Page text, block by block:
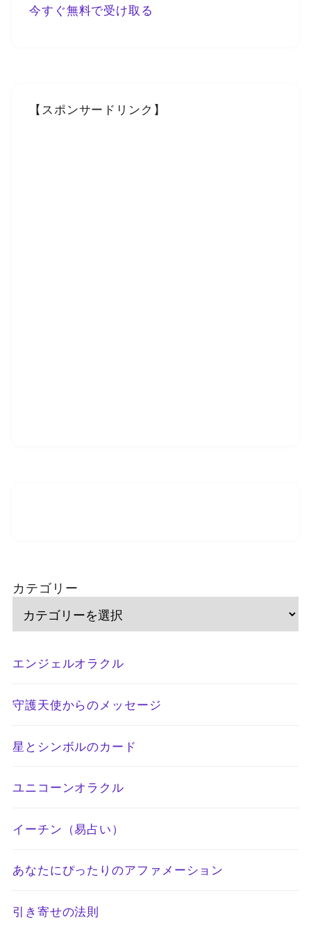
今すぐ無料で受け取る
【スポンサードリンク】
カテゴリー
エンジェルオラクル
守護天使からのメッセージ
星とシンボルのカード
ユニコーンオラクル
イーチン（易占い）
あなたにぴったりのアファメーション
引き寄せの法則